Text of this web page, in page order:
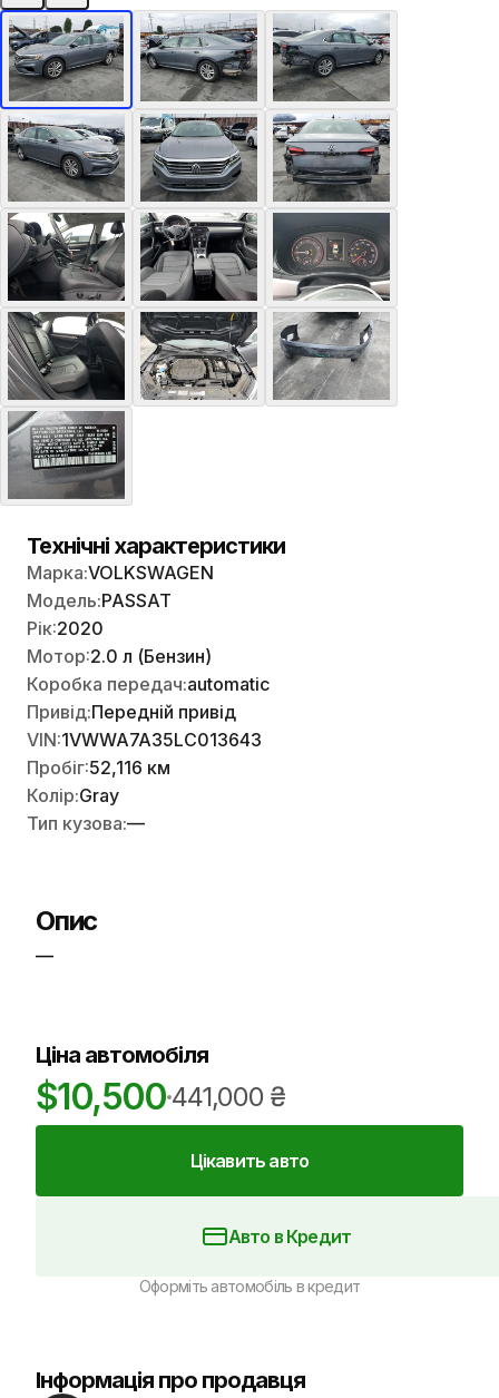
Технічні характеристики
Марка:VOLKSWAGEN
Модель:PASSAT
Рік:2020
Мотор:2.0 л (Бензин)
Коробка передач:automatic
Привід:Передній привід
VIN:1VWWA7A35LC013643
Пробіг:52,116 км
Колір:Gray
Тип кузова:—
Опис
—
Ціна автомобіля
$10,500441,000 ₴
Цікавить авто
Авто в Кредит
Оформіть автомобіль в кредит
Інформація про продавця